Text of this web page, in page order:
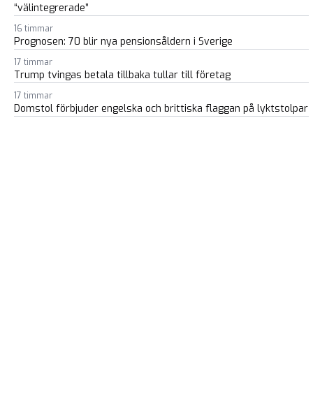
“välintegrerade”
16 timmar
Prognosen: 70 blir nya pensionsåldern i Sverige
17 timmar
Trump tvingas betala tillbaka tullar till företag
17 timmar
Domstol förbjuder engelska och brittiska flaggan på lyktstolpar